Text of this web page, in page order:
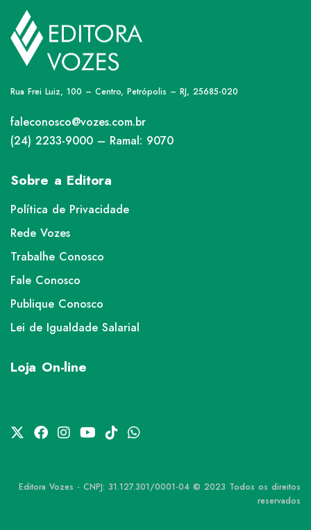
Rua Frei Luiz, 100 – Centro, Petrópolis – RJ, 25685-020
faleconosco@vozes.com.br
(24) 2233-9000 – Ramal: 9070
Sobre a Editora
Política de Privacidade
Rede Vozes
Trabalhe Conosco
Fale Conosco
Publique Conosco
Lei de Igualdade Salarial
Loja On-line
Editora Vozes - CNPJ: 31.127.301/0001-04 © 2023 Todos os direitos
reservados